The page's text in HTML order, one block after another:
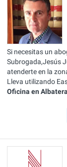
Si necesitas un
Subrogada,Jesús
atenderte en la
Lleva utilizando
Oficina en Albatera